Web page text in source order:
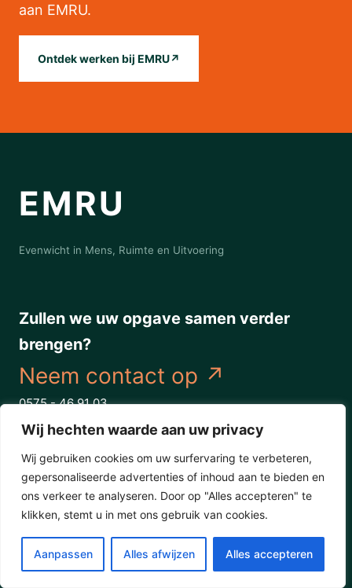
Wij hechten waarde aan uw privacy
Wij gebruiken cookies om uw surfervaring te verbeteren,
gepersonaliseerde advertenties of inhoud aan te bieden en
ons verkeer te analyseren. Door op "Alles accepteren" te
klikken, stemt u in met ons gebruik van cookies.
Aanpassen Alles afwijzen Alles accepteren
aan EMRU.
Ontdek werken bij EMRU↗
EMRU
Evenwicht in Mens, Ruimte en Uitvoering
Zullen we uw opgave samen verder
brengen?
Neem contact op ↗
0575 - 46 91 03
Werkgebied
Nederlands grondgebied
Marspoortstraat 2, 7201 JB Zutphen